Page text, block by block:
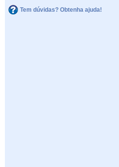
Tem dúvidas? Obtenha ajuda!